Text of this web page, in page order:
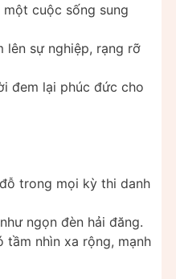
cuộc sống sung
lên sự nghiệp, rạng rỡ
đem lại phúc đức cho
trong mọi kỳ thi danh
ngọn đèn hải đăng.
tầm nhìn xa rộng, mạnh